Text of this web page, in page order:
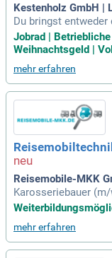
Kestenholz GmbH |
Du bringst
arosserie- und
e vergleichbare
erkliches Geschick,
ntierung, zeichnet
Jobrad |
Weihnachtsgeld |
mehr erfahren
Reisemobile-MKK
Karosseriebauer
Erfahrung im
er Diagnose;
von Vorteil;
he Arbeitsweise
mehr erfahren